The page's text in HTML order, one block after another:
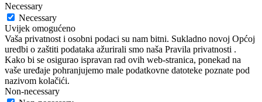
Necessary
Necessary
Uvijek omogućeno
Vaša privatnost i osobni podaci su nam bitni. Sukladno novoj Općoj
uredbi o zaštiti podataka ažurirali smo naša Pravila privatnosti .
Kako bi se osigurao ispravan rad ovih web-stranica, ponekad na
vaše uređaje pohranjujemo male podatkovne datoteke poznate pod
nazivom kolačići.
Non-necessary